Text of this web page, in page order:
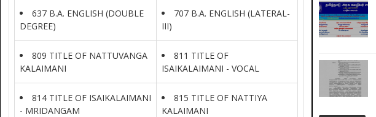
637 B.A. ENGLISH (DOUBLE
DEGREE)
707 B.A. ENGLISH (LATERAL-
III)
809 TITLE OF NATTUVANGA
KALAIMANI
811 TITLE OF
ISAIKALAIMANI - VOCAL
814 TITLE OF ISAIKALAIMANI
- MRIDANGAM
815 TITLE OF NATTIYA
KALAIMANI